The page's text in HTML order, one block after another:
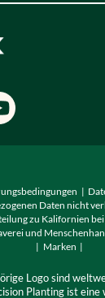
Daten nicht
zu Kalifornien
und
Marken
Logo sind
Planting ist